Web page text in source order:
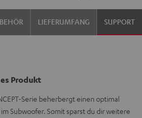
LIEFERUMFANG SUPPORT
Produkt
Serie beherbergt einen optimal
Subwoofer. Somit sparst du dir weitere